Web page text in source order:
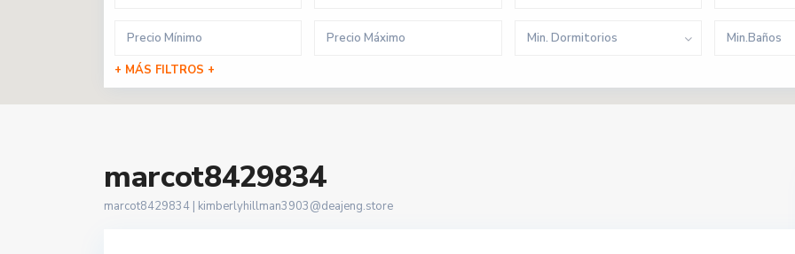
Min. Dormitorios
Min.Baños
+ MÁS FILTROS +
marcot8429834
marcot8429834 | kimberlyhillman3903@deajeng.store